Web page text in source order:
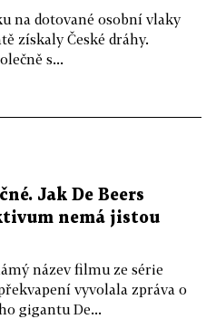
na dotované osobní vlaky
získaly České dráhy.
s...
Jak De Beers
nemá jistou
název filmu ze série
vyvolala zpráva o
gigantu De...